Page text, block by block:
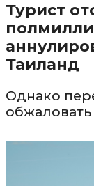
Турист
Таиланд
Однако